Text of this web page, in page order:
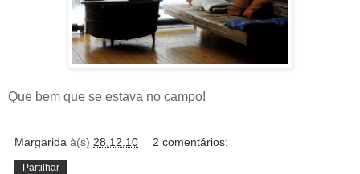
Que bem que se estava no campo!
Margarida à(s) 28.12.10 2 comentários:
Partilhar